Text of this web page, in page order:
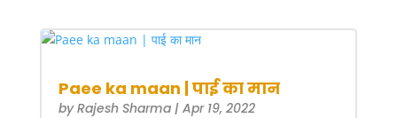
Paee ka maan | पाई का मान
byRajesh Sharma| Apr 19, 2022